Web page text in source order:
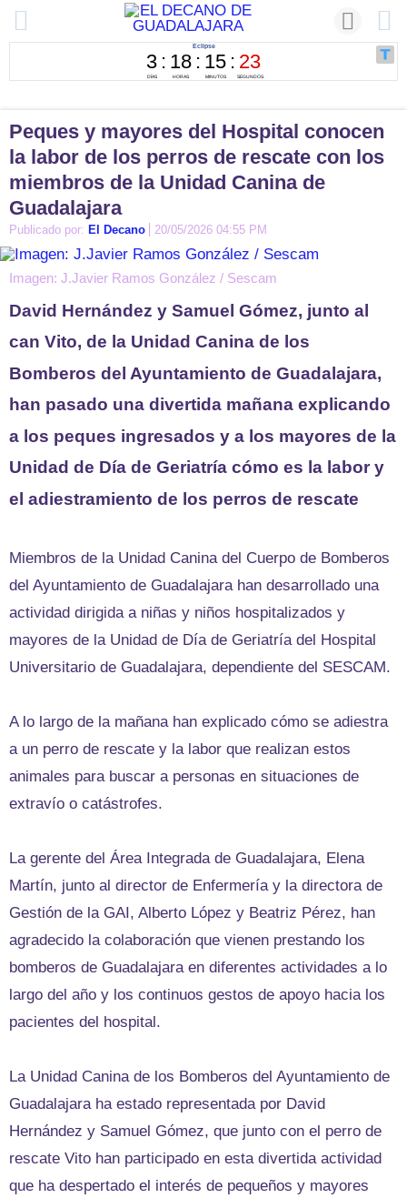
Peques y mayores del Hospital conocen
la labor de los perros de rescate con los
miembros de la Unidad Canina de
Guadalajara
Publicado por: El Decano 20/05/2026 04:55 PM
Imagen: J.Javier Ramos González / Sescam
David Hernández y Samuel Gómez, junto al
can Vito, de la Unidad Canina de los
Bomberos del Ayuntamiento de Guadalajara,
han pasado una divertida mañana explicando
a los peques ingresados y a los mayores de la
Unidad de Día de Geriatría cómo es la labor y
el adiestramiento de los perros de rescate
Miembros de la Unidad Canina del Cuerpo de Bomberos
del Ayuntamiento de Guadalajara han desarrollado una
actividad dirigida a niñas y niños hospitalizados y
mayores de la Unidad de Día de Geriatría del Hospital
Universitario de Guadalajara, dependiente del SESCAM.
A lo largo de la mañana han explicado cómo se adiestra
a un perro de rescate y la labor que realizan estos
animales para buscar a personas en situaciones de
extravío o catástrofes.
La gerente del Área Integrada de Guadalajara, Elena
Martín, junto al director de Enfermería y la directora de
Gestión de la GAI, Alberto López y Beatriz Pérez, han
agradecido la colaboración que vienen prestando los
bomberos de Guadalajara en diferentes actividades a lo
largo del año y los continuos gestos de apoyo hacia los
pacientes del hospital.
La Unidad Canina de los Bomberos del Ayuntamiento de
Guadalajara ha estado representada por David
Hernández y Samuel Gómez, que junto con el perro de
rescate Vito han participado en esta divertida actividad
que ha despertado el interés de pequeños y mayores